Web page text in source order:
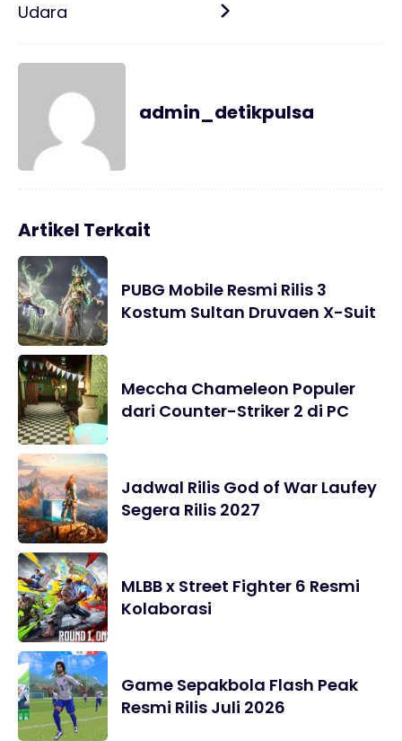
Udara
admin_detikpulsa
Artikel Terkait
PUBG Mobile Resmi Rilis 3
Kostum Sultan Druvaen X-Suit
Meccha Chameleon Populer
dari Counter-Striker 2 di PC
Jadwal Rilis God of War Laufey
Segera Rilis 2027
MLBB x Street Fighter 6 Resmi
Kolaborasi
Game Sepakbola Flash Peak
Resmi Rilis Juli 2026